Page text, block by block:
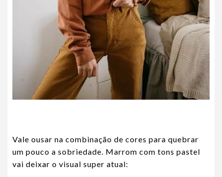
Vale ousar na combinação de cores para quebrar
um pouco a sobriedade. Marrom com tons pastel
vai deixar o visual super atual: